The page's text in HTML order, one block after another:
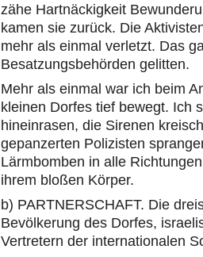
zähe Hartnäckigkeit
kamen sie zurück. Die
mehr als einmal verletzt. Das
Besatzungsbehörden gelitten.
Mehr als einmal war ich beim
kleinen Dorfes tief bewegt. Ich
hineinrasen, die Sirenen
gepanzerten Polizisten
Lärmbomben in alle
ihrem bloßen Körper.
b) PARTNERSCHAFT. Die
Bevölkerung des Dorfes,
Vertretern der internationalen